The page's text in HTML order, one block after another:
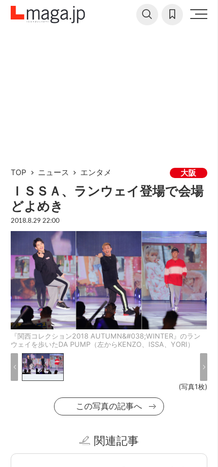
TOP ニュース エンタメ 大阪
ＩＳＳＡ、ランウェイ登場で会場
どよめき
2018.8.29 22:00
『関西コレクション2018 AUTUMN&#038;WINTER』のラン
ウェイを歩いたDA PUMP（左からKENZO、ISSA、YORI）
(写真1枚)
この写真の記事へ
関連記事